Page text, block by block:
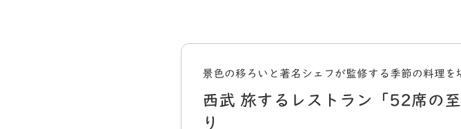
景色の移ろいと著名シェフが監修する季節の料理を
西武 旅するレストラン「52席の
り